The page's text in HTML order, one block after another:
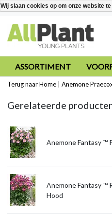
ASSORTIMENT
Terug naar Home Anemone
Gerelateerde
Anemone Fantasy ™
Anemone Fantasy ™
Hood
Wij slaan cookies op om onze website